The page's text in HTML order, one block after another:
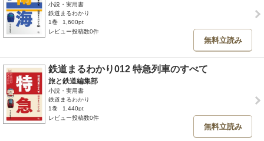
小説・実用書
鉄道まるわかり
1巻
1,600pt
レビュー投稿数0件
無料立読み
鉄道まるわかり012 特急列車のすべて
旅と鉄道編集部
小説・実用書
鉄道まるわかり
1巻
1,440pt
レビュー投稿数0件
無料立読み